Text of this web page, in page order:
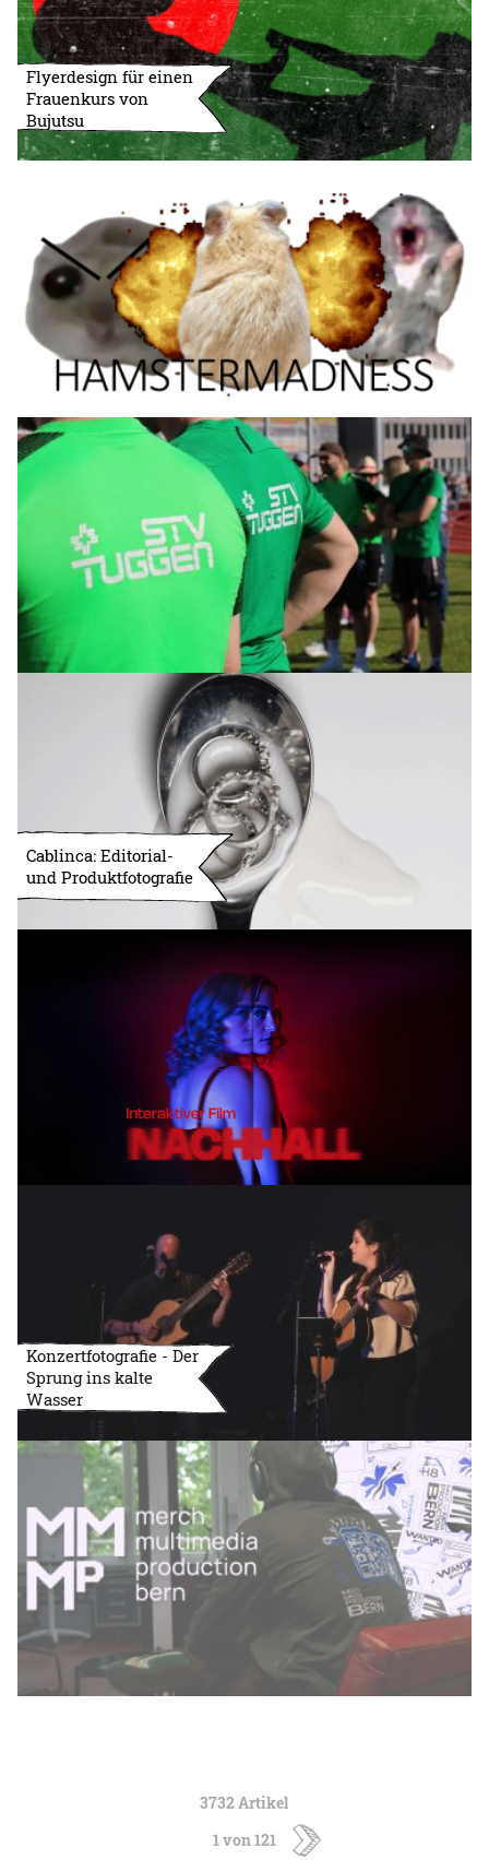
Flyerdesign für einen
Frauenkurs von
Bujutsu
Cablinca: Editorial-
und Produktfotografie
Konzertfotografie - Der
Sprung ins kalte
Wasser
3732 Artikel
1 von 121